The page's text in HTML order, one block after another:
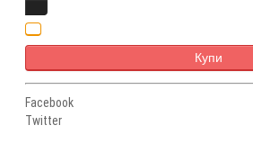
Купи
Facebook
Twitter